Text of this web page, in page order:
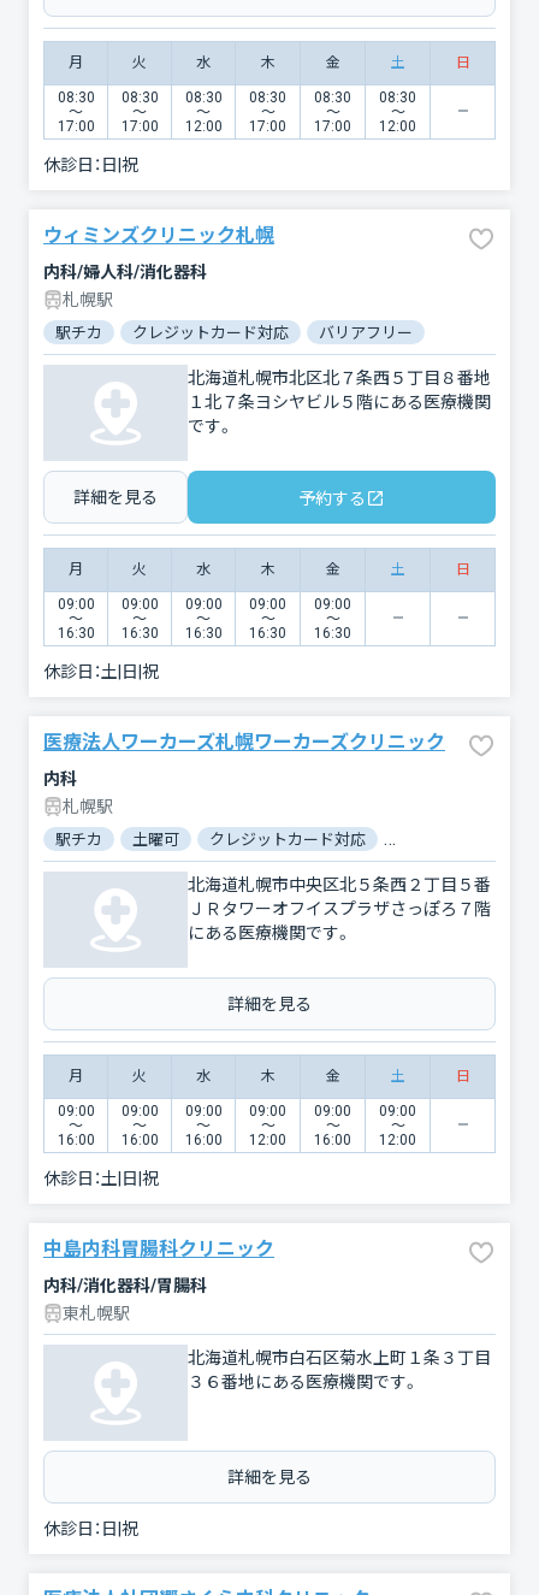
月 火 水 木 金 土 日
08:30
〜
17:00
08:30
〜
17:00
08:30
〜
12:00
08:30
〜
17:00
08:30
〜
17:00
08:30
〜
12:00
休診日： 日|祝
ウィミンズクリニック札幌
内科/婦人科/消化器科
札幌駅
駅チカ クレジットカード対応 バリアフリー
北海道札幌市北区北７条西５丁目８番地
１北７条ヨシヤビル５階にある医療機関
です。
詳細を見る 予約する
月 火 水 木 金 土 日
09:00
〜
16:30
09:00
〜
16:30
09:00
〜
16:30
09:00
〜
16:30
09:00
〜
16:30
休診日：土|日|祝
医療法人ワーカーズ札幌ワーカーズクリニック
内科
札幌駅
駅チカ 土曜可 クレジットカード対応
北海道札幌市中央区北５条西２丁目５番
ＪＲタワーオフイスプラザさっぽろ７階
にある医療機関です。
詳細を見る
月 火 水 木 金 土 日
09:00
〜
16:00
09:00
〜
16:00
09:00
〜
16:00
09:00
〜
12:00
09:00
〜
16:00
09:00
〜
12:00
休診日：土|日|祝
中島内科胃腸科クリニック
内科/消化器科/胃腸科
東札幌駅
北海道札幌市白石区菊水上町１条３丁目
３６番地にある医療機関です。
詳細を見る
休診日： 日|祝